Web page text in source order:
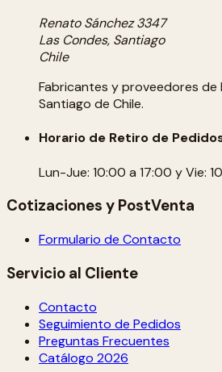
Renato Sánchez 3347
Las Condes, Santiago
Chile
Fabricantes y proveedores de
Santiago de Chile.
Horario de Retiro de
Lun-Jue: 10:00 a 17:00 y Vie:
Cotizaciones y PostVenta
Formulario de Contacto
Servicio al Cliente
Contacto
Seguimiento de Pedidos
Preguntas Frecuentes
Catálogo 2026